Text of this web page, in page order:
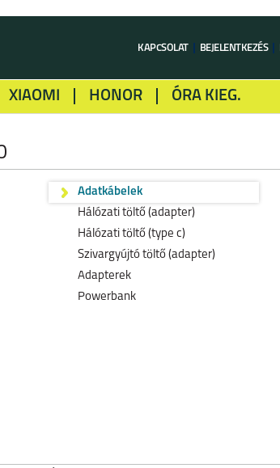
KAPCSOLAT BEJELENTKEZÉS
XIAOMI HONOR ÓRA KIEG.
Adatkábelek
Hálózati töltő (adapter)
Hálózati töltő (type c)
Szivargyújtó töltő (adapter)
Adapterek
Powerbank